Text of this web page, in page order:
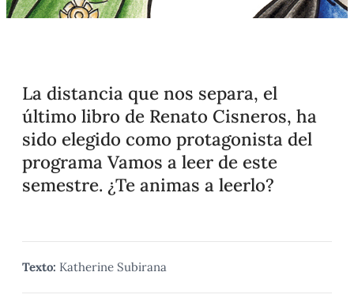
La distancia que nos separa, el
último libro de Renato Cisneros, ha
sido elegido como protagonista del
programa Vamos a leer de este
semestre. ¿Te animas a leerlo?
Texto: Katherine Subirana